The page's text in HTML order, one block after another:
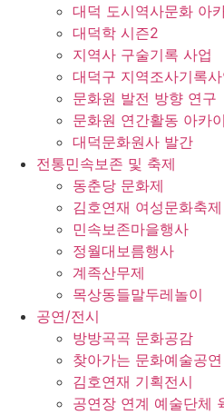
대덕 도시역사문화 아
대덕학 시즌2
지역사 구술기록 사업
대덕구 지역조사기록사
문화원 발전 방향 연구
문화원 연간활동 아카
대덕문화원사 발간
전통민속보존 및 축제
동춘당 문화제
김호연재 여성문화축제
민속보존마을행사
정월대보름행사
계족산무제
목상동들말두레놀이
공연/전시
방방곡곡 문화공감
찾아가는 문화예술공연
김호연재 기획전시
공연장 연계 예술단체